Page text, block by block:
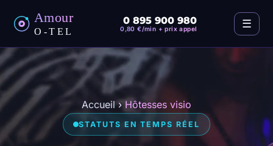
0 895 900 980
0,80 €/min + prix appel ☰
Accueil› Hôtesses visio
STATUTS EN TEMPS RÉEL